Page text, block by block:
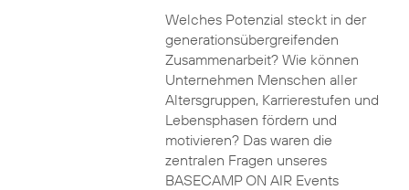
Welches Potenzial steckt in der
generationsübergreifenden
Zusammenarbeit? Wie können
Unternehmen Menschen aller
Altersgruppen, Karrierestufen und
Lebensphasen fördern und
motivieren? Das waren die
zentralen Fragen unseres
BASECAMP ON AIR Events